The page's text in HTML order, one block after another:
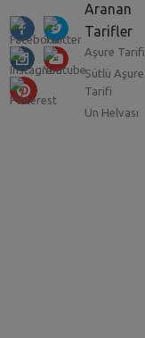
Aranan
Tarifler
Aşure Tarifi
Sütlü Aşure
Tarifi
Un Helvası